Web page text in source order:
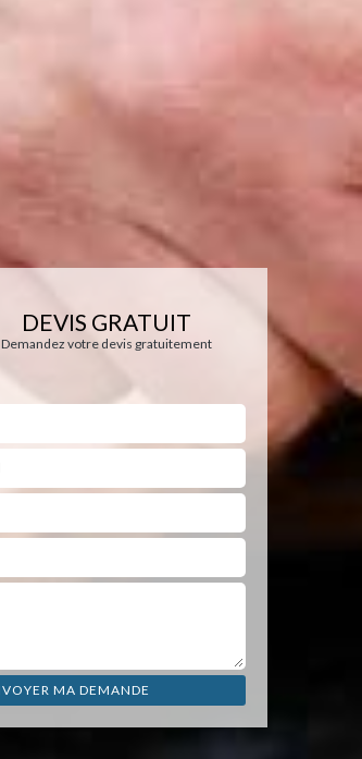
DEVIS GRATUIT
Demandez votre devis gratuitement